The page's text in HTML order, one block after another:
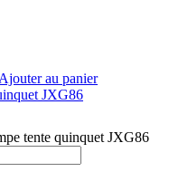
Ajouter au panier
JXG86
tente quinquet JXG86